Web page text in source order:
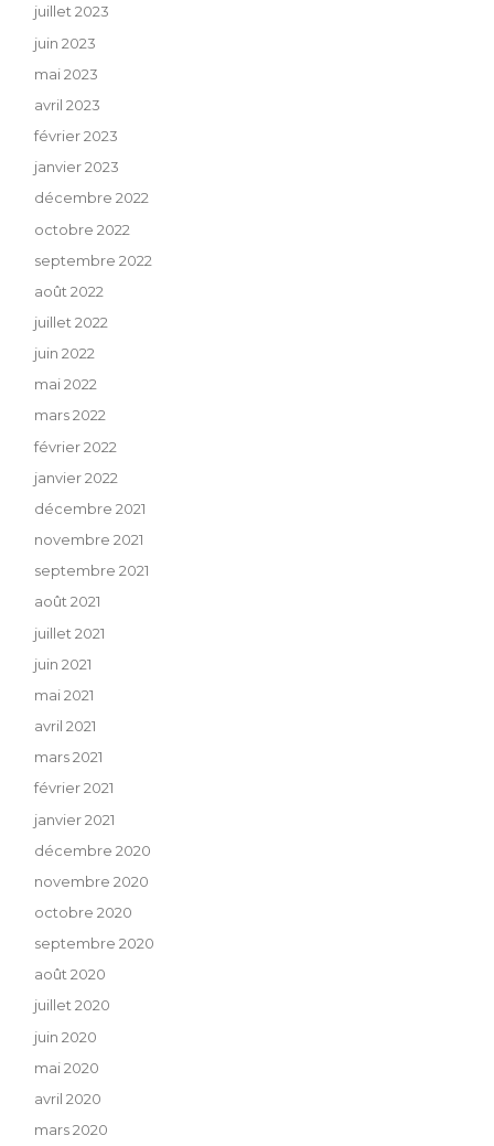
juillet 2023
juin 2023
mai 2023
avril 2023
février 2023
janvier 2023
décembre 2022
octobre 2022
septembre 2022
août 2022
juillet 2022
juin 2022
mai 2022
mars 2022
février 2022
janvier 2022
décembre 2021
novembre 2021
septembre 2021
août 2021
juillet 2021
juin 2021
mai 2021
avril 2021
mars 2021
février 2021
janvier 2021
décembre 2020
novembre 2020
octobre 2020
septembre 2020
août 2020
juillet 2020
juin 2020
mai 2020
avril 2020
mars 2020